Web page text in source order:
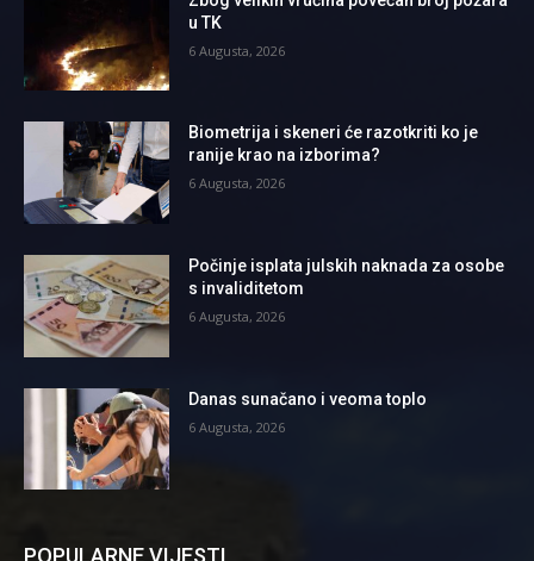
u TK
6 Augusta, 2026
Biometrija i skeneri će razotkriti ko je
ranije krao na izborima?
6 Augusta, 2026
Počinje isplata julskih naknada za osobe
s invaliditetom
6 Augusta, 2026
Danas sunačano i veoma toplo
6 Augusta, 2026